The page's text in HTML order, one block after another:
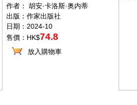
作者： 胡安·卡洛斯·奥内蒂
出版：作家出版社
日期：2024-10
售價：HK$74.8
放入購物車